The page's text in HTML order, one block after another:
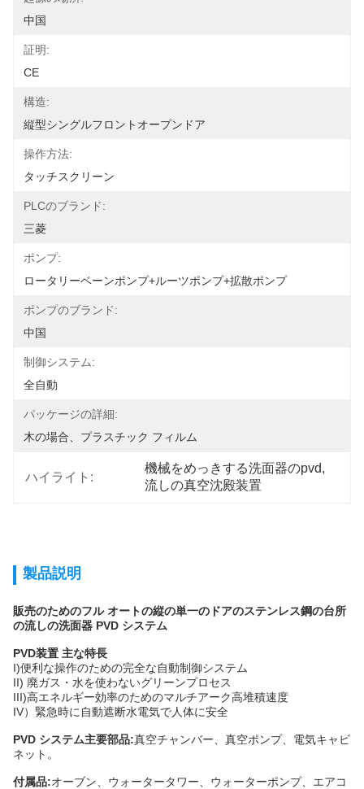
中国
証明:
CE
構造:
縦型シングルフロントオープンドア
操作方法:
タッチスクリーン
PLCのブランド:
三菱
ポンプ:
ロータリーベーンポンプ+ルーツポンプ+拡散ポンプ
ポンプのブランド:
中国
制御システム:
全自動
パッケージの詳細:
木の場合、プラスチック フィルム
ハイライト:
機械をめっきする洗面器のpvd,
流しの真空沈殿装置
製品説明
販売のためのフル オートの縦の単一のドアのステンレス鋼の台所
の流しの洗面器 PVD ​​システム
PVD装置 主な特長
I)便利な操作のための完全な自動制御システム
II) 廃ガス・水を使わないグリーンプロセス
III)高エネルギー効率のためのマルチアーク高堆積速度
IV）緊急時に自動遮断水電気で人体に安全
PVD システム主要部品:真空チャンバー、真空ポンプ、電気キャビ
ネット。
付属品:オーブン、ウォータータワー、ウォーターポンプ、エアコ